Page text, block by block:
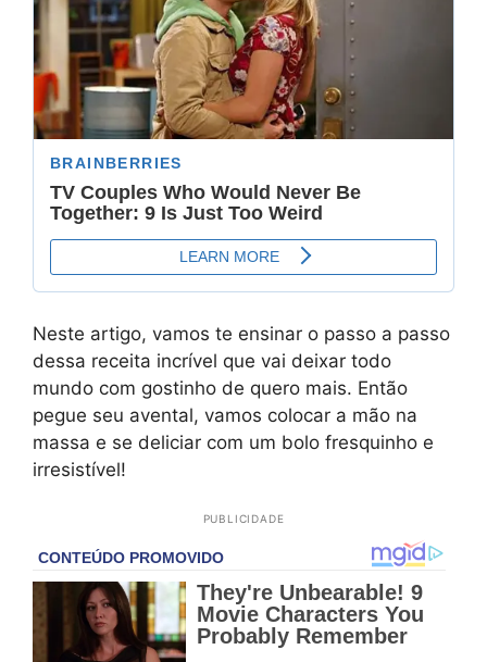
Neste artigo, vamos te ensinar o passo a passo
dessa receita incrível que vai deixar todo
mundo com gostinho de quero mais. Então
pegue seu avental, vamos colocar a mão na
massa e se deliciar com um bolo fresquinho e
irresistível!
PUBLICIDADE